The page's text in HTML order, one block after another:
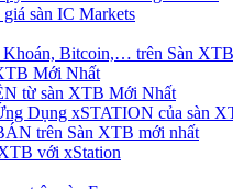
sàn IC Markets
Bitcoin,… trên Sàn
Mới Nhất
từ sàn XTB Mới Nhất
Dụng xSTATION của sàn
trên Sàn XTB mới nhất
với xStation